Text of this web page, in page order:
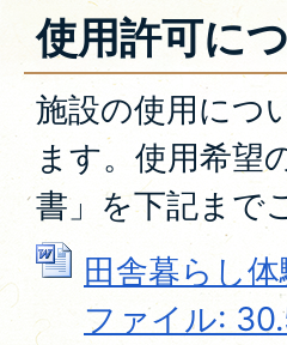
使用許可に
施設の使用につ
ます。使用希望
書」を下記まで
田舎暮らし
ファイル: